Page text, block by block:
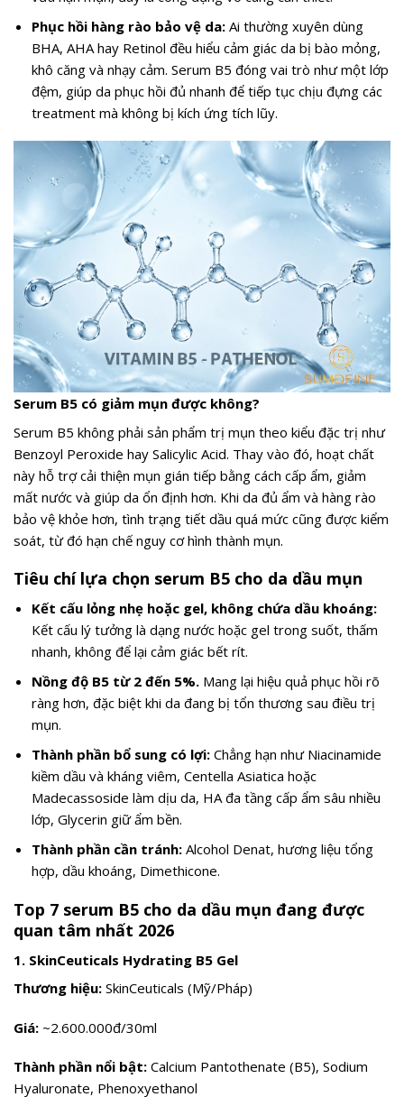
Phục hồi hàng rào bảo vệ da:Ai thường xuyên dùng
BHA, AHA hay Retinol đều hiểu cảm giác da bị bào mỏng,
khô căng và nhạy cảm. Serum B5 đóng vai trò như một lớp
đệm, giúp da phục hồi đủ nhanh để tiếp tục chịu đựng các
treatment mà không bị kích ứng tích lũy.
Serum B5 có giảm mụn được không?
Serum B5 không phải sản phẩm trị mụn theo kiểu đặc trị như
Benzoyl Peroxide hay Salicylic Acid. Thay vào đó, hoạt chất
này hỗ trợ cải thiện mụn gián tiếp bằng cách cấp ẩm, giảm
mất nước và giúp da ổn định hơn. Khi da đủ ẩm và hàng rào
bảo vệ khỏe hơn, tình trạng tiết dầu quá mức cũng được kiểm
soát, từ đó hạn chế nguy cơ hình thành mụn.
Tiêu chí lựa chọn serum B5 cho da dầu mụn
Kết cấu lỏng nhẹ hoặc gel, không chứa dầu khoáng:
Kết cấu lý tưởng là dạng nước hoặc gel trong suốt, thấm
nhanh, không để lại cảm giác bết rít.
Nồng độ B5 từ 2 đến 5%.Mang lại hiệu quả phục hồi rõ
ràng hơn, đặc biệt khi da đang bị tổn thương sau điều trị
mụn.
Thành phần bổ sung có lợi:Chẳng hạn như Niacinamide
kiềm dầu và kháng viêm, Centella Asiatica hoặc
Madecassoside làm dịu da, HA đa tầng cấp ẩm sâu nhiều
lớp, Glycerin giữ ẩm bền.
Thành phần cần tránh:Alcohol Denat, hương liệu tổng
hợp, dầu khoáng, Dimethicone.
Top 7 serum B5 cho da dầu mụn đang được
quan tâm nhất 2026
1. SkinCeuticals Hydrating B5 Gel
Thương hiệu: SkinCeuticals (Mỹ/Pháp)
Giá: ~2.600.000đ/30ml
Thành phần nổi bật: Calcium Pantothenate (B5), Sodium
Hyaluronate, Phenoxyethanol